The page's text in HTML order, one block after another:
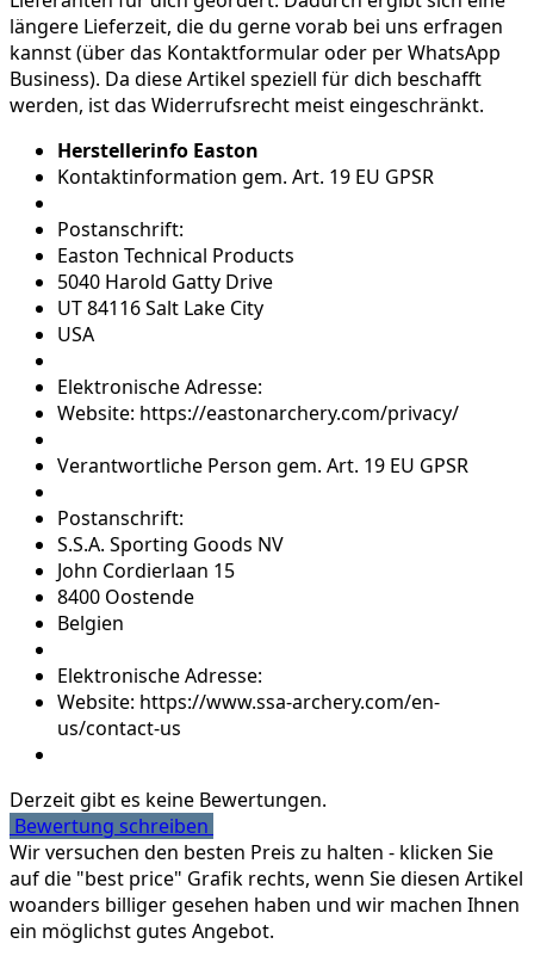
längere Lieferzeit, die du gerne vorab bei uns erfragen
kannst (über das Kontaktformular oder per WhatsApp
Business). Da diese Artikel speziell für dich beschafft
werden, ist das Widerrufsrecht meist eingeschränkt.
Herstellerinfo Easton
Kontaktinformation gem. Art. 19 EU GPSR
Postanschrift:
Easton Technical Products
5040 Harold Gatty Drive
UT 84116 Salt Lake City
USA
Elektronische Adresse:
Website: https://eastonarchery.com/privacy/
Verantwortliche Person gem. Art. 19 EU GPSR
Postanschrift:
S.S.A. Sporting Goods NV
John Cordierlaan 15
8400 Oostende
Belgien
Elektronische Adresse:
Website: https://www.ssa-archery.com/en-
us/contact-us
Derzeit gibt es keine Bewertungen.
Bewertung schreiben
Wir versuchen den besten Preis zu halten - klicken Sie
auf die "best price" Grafik rechts, wenn Sie diesen Artikel
woanders billiger gesehen haben und wir machen Ihnen
ein möglichst gutes Angebot.